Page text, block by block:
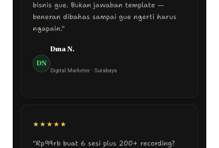
bisnis gue. Bukan jawaban template —
beneran dibahas sampai gue ngerti harus
ngapain."
DN
Dina N.
Digital Marketer · Surabaya
★★★★★
"Rp99rb buat 6 sesi plus 200+ recording?